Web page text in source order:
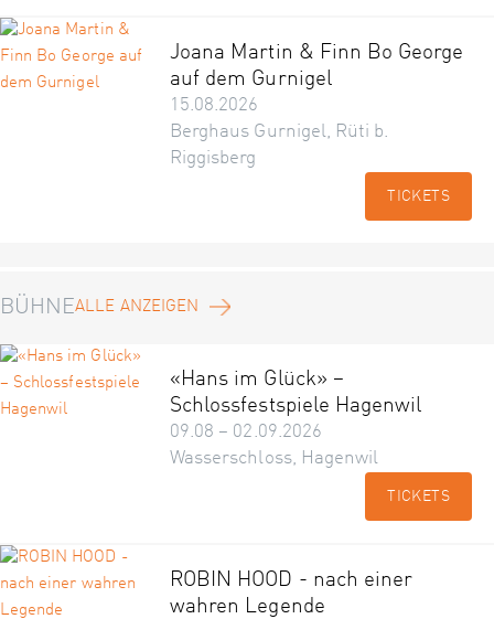
Joana Martin & Finn Bo George
auf dem Gurnigel
15.08.2026
Berghaus Gurnigel, Rüti b.
Riggisberg
TICKETS
BÜHNEALLE ANZEIGEN
«Hans im Glück» –
Schlossfestspiele Hagenwil
09.08 – 02.09.2026
Wasserschloss, Hagenwil
TICKETS
ROBIN HOOD - nach einer
wahren Legende